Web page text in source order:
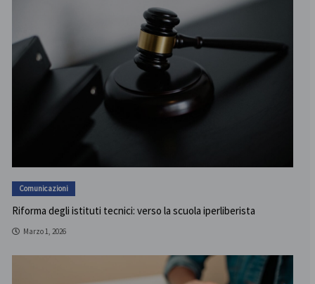
Comunicazioni
Riforma degli istituti tecnici: verso la scuola iperliberista
Marzo 1, 2026